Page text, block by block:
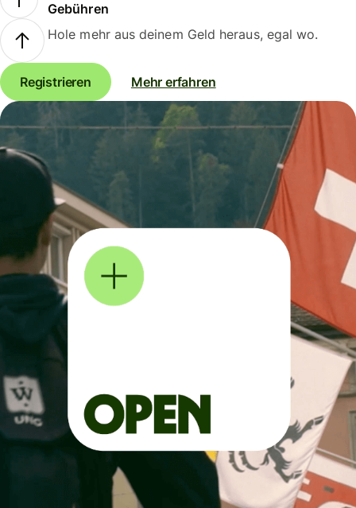
Gebühren
Hole mehr aus deinem Geld heraus, egal wo.
Registrieren Mehr erfahren